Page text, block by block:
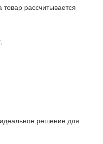
рассчитывается
решение для